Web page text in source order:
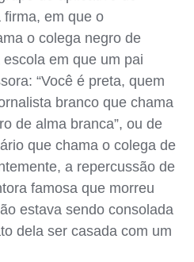
firma, em que o
o colega negro de
escola em que um pai
“Você é preta, quem
branco que chama
de alma branca”, ou de
que chama o colega de
a repercussão de
famosa que morreu
estava sendo consolada
dela ser casada com um